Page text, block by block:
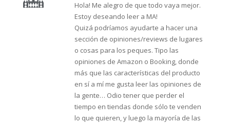
Hola! Me alegro de que todo vaya mejor.
Estoy deseando leer a MA!
Quizá podríamos ayudarte a hacer una
sección de opiniones/reviews de lugares
o cosas para los peques. Tipo las
opiniones de Amazon o Booking, donde
más que las características del producto
en sí a mí me gusta leer las opiniones de
la gente… Odio tener que perder el
tiempo en tiendas donde sólo te venden
lo que quieren, y luego la mayoría de las